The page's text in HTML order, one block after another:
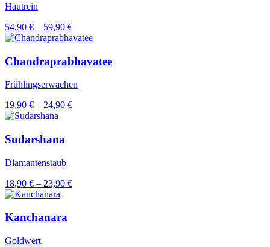
Hautrein
54,90 € – 59,90 €Preisspanne:
54,90 €
59,90 €
Chandraprabhavatee
Frühlingserwachen
19,90 € – 24,90 €Preisspanne:
Sudarshana
Diamantenstaub
18,90 € – 23,90 €Preisspanne:
Kanchanara
Goldwert